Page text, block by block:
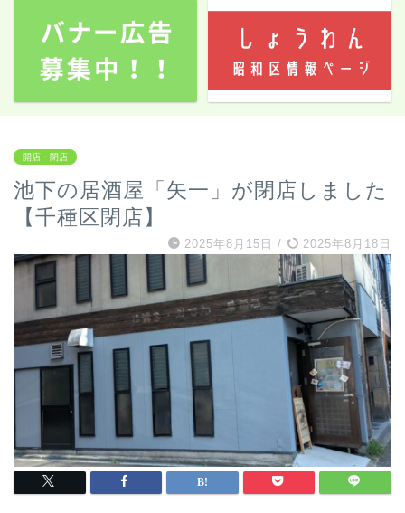
開店・閉店
池下の居酒屋「矢一」が閉店しました
【千種区閉店】
2025年8月15日 / 2025年8月18日